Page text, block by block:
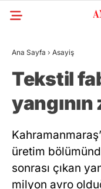
Ana Sayfa › Asayiş
Tekstil
üretim
sonrası çıkan
milyon avro